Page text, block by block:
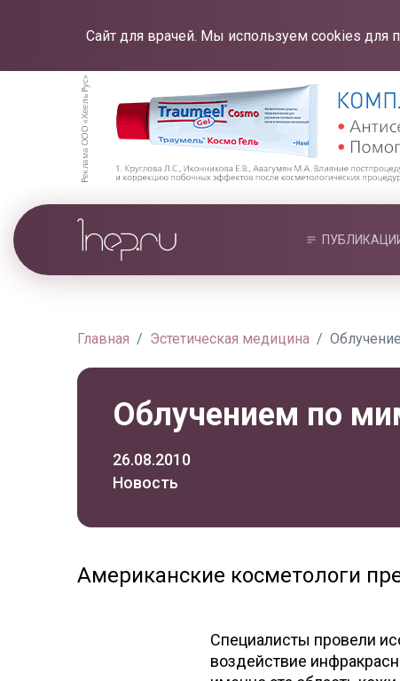
Сайт для врачей. Мы используем cookies для
Главная Эстетическая медицина
Облучением по
26.08.2010
Новость
Американские косметологи
Специалисты провели
воздействие